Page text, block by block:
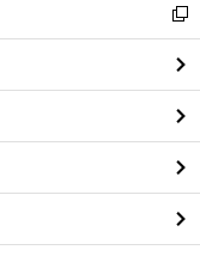
閉
る
新
し
い
ウ
ィ
ン
ド
ウ
で
開